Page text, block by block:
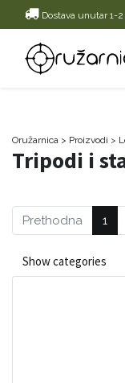
Dostava unutar 1-2
Oružarnica > Proizvodi >
Tripodi i
Prethodna 1
Show categories